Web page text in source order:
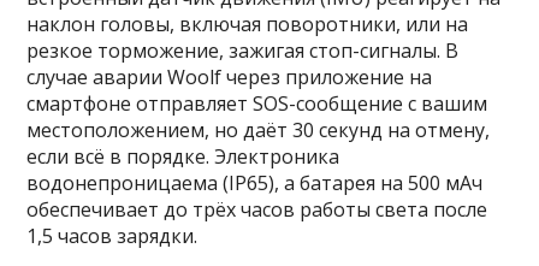
наклон головы, включая поворотники, или на
резкое торможение, зажигая стоп-сигналы. В
случае аварии Woolf через приложение на
смартфоне отправляет SOS-сообщение с вашим
местоположением, но даёт 30 секунд на отмену,
если всё в порядке. Электроника
водонепроницаема (IP65), а батарея на 500 мАч
обеспечивает до трёх часов работы света после
1,5 часов зарядки.